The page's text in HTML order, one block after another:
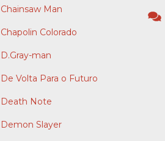
Chainsaw Man
Chapolin Colorado
D.Gray-man
De Volta Para o Futuro
Death Note
Demon Slayer